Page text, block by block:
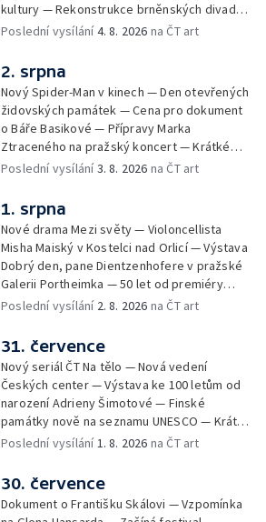
kultury — Rekonstrukce brněnských divadel
— Budoucnost Knihovny Václava Havla —
Kulturní tipy
Poslední vysílání4. 8. 2026 na ČT art
2. srpna
Nový Spider-Man v kinech — Den otevřených
židovských památek — Cena pro dokument
o Báře Basikové — Přípravy Marka
Ztraceného na pražský koncert — Krátké
zprávy z kultury — Nález historických
Poslední vysílání3. 8. 2026 na ČT art
1. srpna
Nové drama Mezi světy — Violoncellista
Misha Maiský v Kostelci nad Orlicí — Výstava
Dobrý den, pane Dientzenhofere v pražské
Galerii Portheimka — 50 let od premiéry
filmu Na samotě u lesa — Krátké zprávy z
Mercury
Poslední vysílání 2. 8. 2026 na ČT art
31. července
Nový seriál ČT Na tělo — Nová vedení
Českých center — Výstava ke 100 letům od
narození Adrieny Šimotové — Finské
památky nově na seznamu UNESCO — Krátké
zprávy z kultury — Začíná Jiráskův Hronov —
Poslední vysílání1. 8. 2026 na ČT art
30. července
Dokument o Františku Skálovi — Vzpomínka